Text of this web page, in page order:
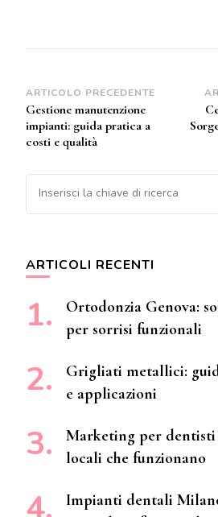
Navigazione
articoli
ARTICOLO PRECEDENTE
Gestione manutenzione
impianti: guida pratica a
costi e qualità
Cerchi qualcosa?
ARTICOLI RECENTI
Ortodonzia Genova:
per sorrisi funzionali
Grigliati metallici:
e applicazioni
Marketing per dentisti
locali che funzionano
Impianti dentali